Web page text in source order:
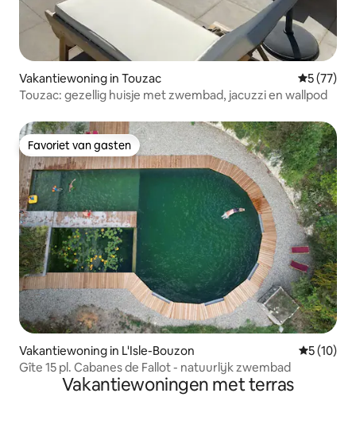
Vakantiewoning in Touzac
5 (77)
Touzac: gezellig huisje met zwembad, jacuzzi en wallpod
Favoriet van gasten
Favoriet van gasten
Vakantiewoning in L'Isle-Bouzon
5 (10)
Gîte 15 pl. Cabanes de Fallot - natuurlijk zwembad
Vakantiewoningen met terras